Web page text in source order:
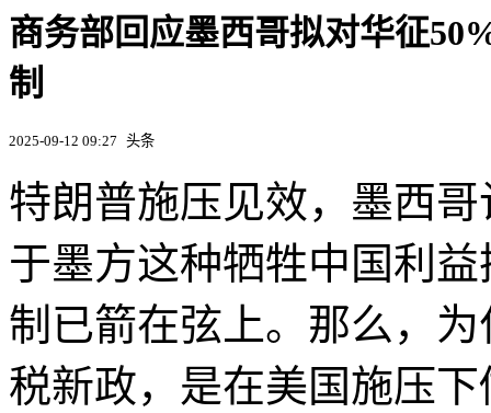
商务部回应墨西哥拟对华征
制
2025-09-12 09:27 头条
特朗普施压见效，墨西
于墨方这种牺牲中国利
制已箭在弦上。那么，
税新政，是在美国施压